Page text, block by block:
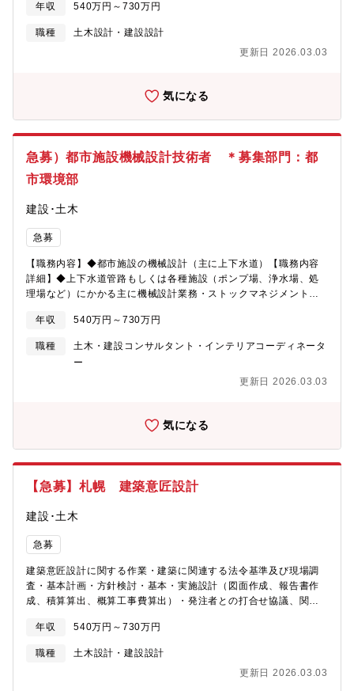
年収
540万円～730万円
職種
土木設計・建設設計
更新日 2026.03.03
気になる
急募）都市施設機械設計技術者 ＊募集部門：都
市環境部
建設･土木
急募
【職務内容】◆都市施設の機械設計（主に上下水道）【職務内容
詳細】◆上下水道管路もしくは各種施設（ポンプ場、浄水場、処
理場など）にかかる主に機械設計業務・ストックマネジメント実
場、下水処理場、配水池、、滞水池、合流改善対策施設などにか
かる機械設計）【組織構成】職員38名、派遣その他19名
年収 540万円～730万円
職種
土木・建設コンサルタント・インテリアコーディネータ
ー
更新日 2026.03.03
気になる
【急募】札幌 建築意匠設計
建設･土木
急募
建築意匠設計に関する作業・建築に関連する法令基準及び現場調
査・基本計画・方針検討・基本・実施設計（図面作成、報告書作
成、積算算出、概算工事費算出）・発注者との打合せ協議、関係
年収
540万円～730万円
職種
土木設計・建設設計
更新日 2026.03.03